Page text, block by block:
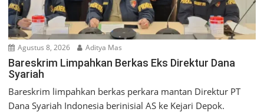
Agustus 8, 2026 Aditya Mas
Bareskrim Limpahkan Berkas Eks Direktur Dana
Syariah
Bareskrim limpahkan berkas perkara mantan Direktur PT
Dana Syariah Indonesia berinisial AS ke Kejari Depok.